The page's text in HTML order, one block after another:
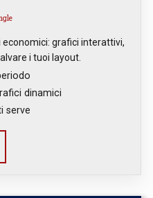
grafici interattivi,
i tuoi layout.
dinamici
serve